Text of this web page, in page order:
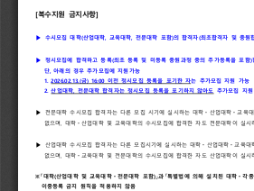
[복수지원 금지사항]
▶ 수시모집 대학(산업대학, 교육대학, 전문대학 포함)의 합격자(최초합격자 및 충원
▶ 정시모집에 합격하고 등록(최초 등록 및 미등록 충원과정 중의 추가등록을 포함)
단, 아래의 경우 추가모집에
지원가능
1. 2026.02.13.( 금) 16:00 이전 정시모집 등록을 포기한 자는 추가모집 지원
가능
2. 산업대학, 전문대학 합격자는 정시모집 등록을 포기하지 않아도 추가모집 지원
▶ 전문대학 수시모집 합격자는 다른 모집 시기에 실시하는 대학ᆞ산업대학ᆞ교육대
없으며, 대학ᆞ산업대학 및 교육대학의 수시모집에 합격한 자도 전문대학이 실시
▶ 산업대학 수시모집 합격자는 다른 모집시기에 실시하는 대학ᆞ산업대학ᆞ교육대
없으며, 대학ᆞ교육대학 및 전문대학의 수시모집에 합격한 자도 산업대학이 실시
※「 대학(산업대학 및 교육대학ᆞ전문대학 포함)」과 「특별법에 의해 설치된 대학ᆞ각종
이중등록 금지 원칙을 적용하지 않음